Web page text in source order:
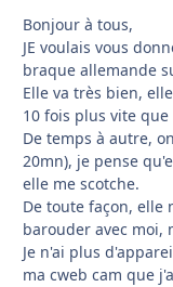
Bonjour à tous,
JE voulais vous
braque allemande
Elle va très bien,
10 fois plus vite que
De temps à autre,
20mn), je pense
elle me scotche.
De toute façon, elle
barouder avec moi,
Je n'ai plus
ma cweb cam que